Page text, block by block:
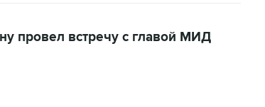
провел встречу с главой МИД